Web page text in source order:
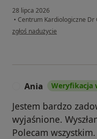
28 lipca 2026
• Centrum Kardiologiczne Dr
w opinii użytkownika M.S
zgłoś nadużycie
Ania Weryfikacja
Jestem bardzo
wyjaśnione.
Polecam wszystkim.